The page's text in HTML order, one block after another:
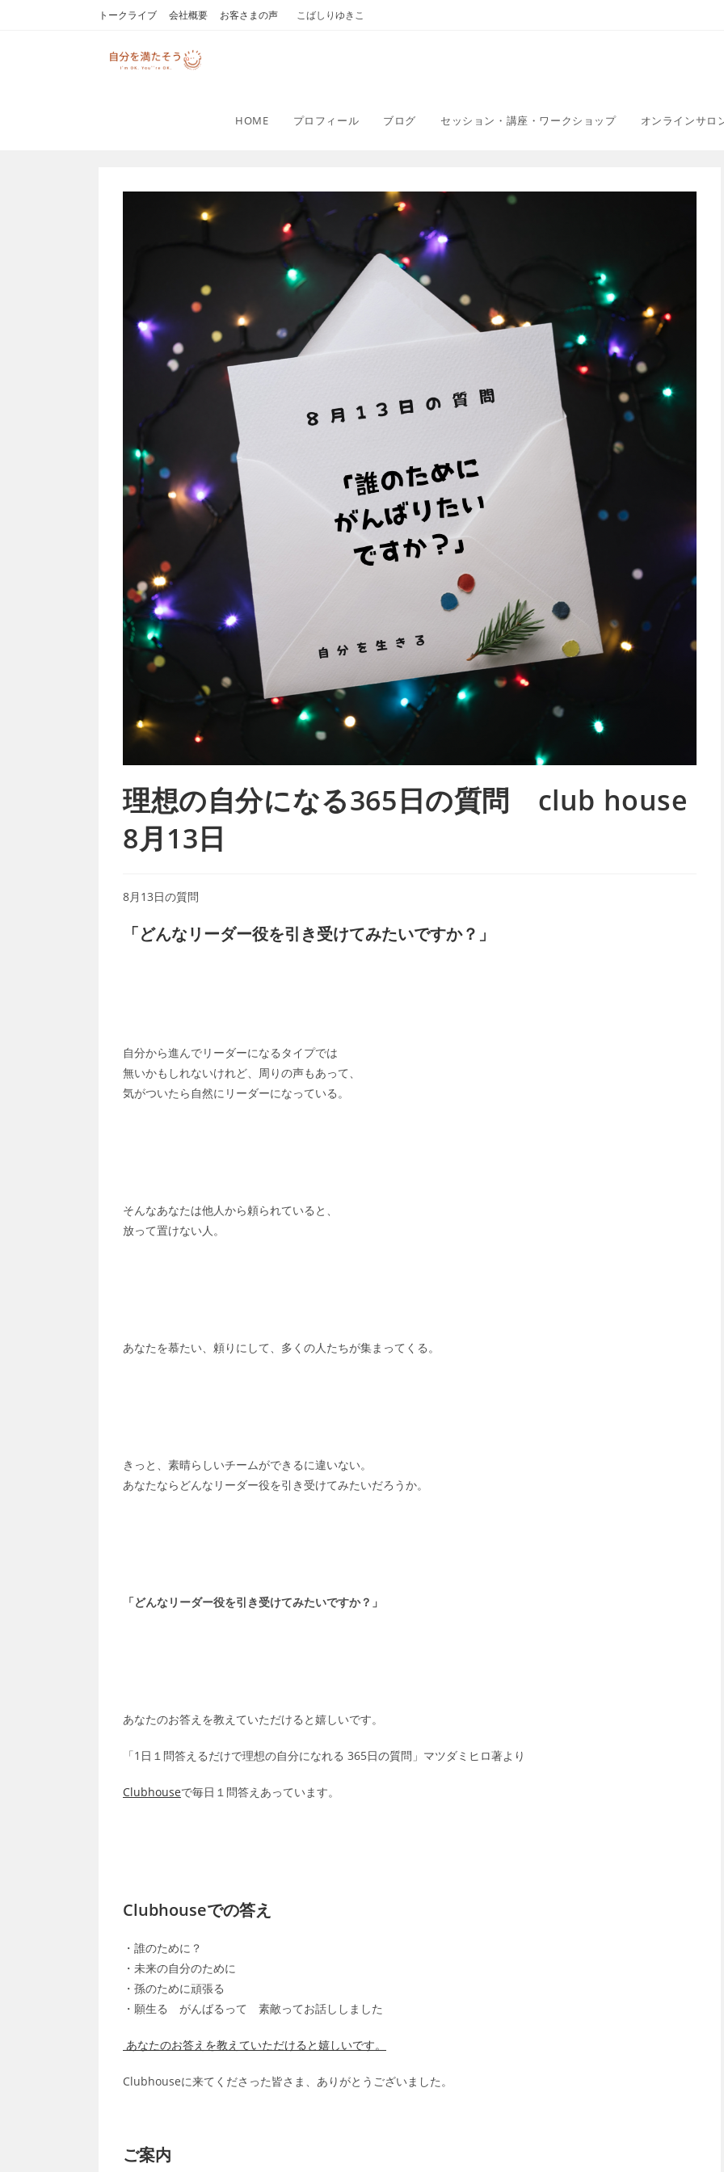
トークライブ 会社概要 お客さまの声 こばしりゆきこ
HOME プロフィール ブログ セッション・講座・ワークショップ オンラインサロ
理想の自分になる365日の質問 club house
8月13日
8月13日の質問
「どんなリーダー役を引き受けてみたいですか？」
自分から進んでリーダーになるタイプでは
無いかもしれないけれど、周りの声もあって、
気がついたら自然にリーダーになっている。
そんなあなたは他人から頼られていると、
放って置けない人。
あなたを慕たい、頼りにして、多くの人たちが集まってくる。
きっと、素晴らしいチームができるに違いない。
あなたならどんなリーダー役を引き受けてみたいだろうか。
「どんなリーダー役を引き受けてみたいですか？」
あなたのお答えを教えていただけると嬉しいです。
「1日１問答えるだけで理想の自分になれる 365日の質問」マツダミヒロ著より
Clubhouseで毎日１問答えあっています。
Clubhouseでの答え
・誰のために？
・未来の自分のために
・孫のために頑張る
・願生る がんばるって 素敵ってお話ししました
あなたのお答えを教えていただけると嬉しいです。
Clubhouseに来てくださった皆さま、ありがとうございました。
ご案内